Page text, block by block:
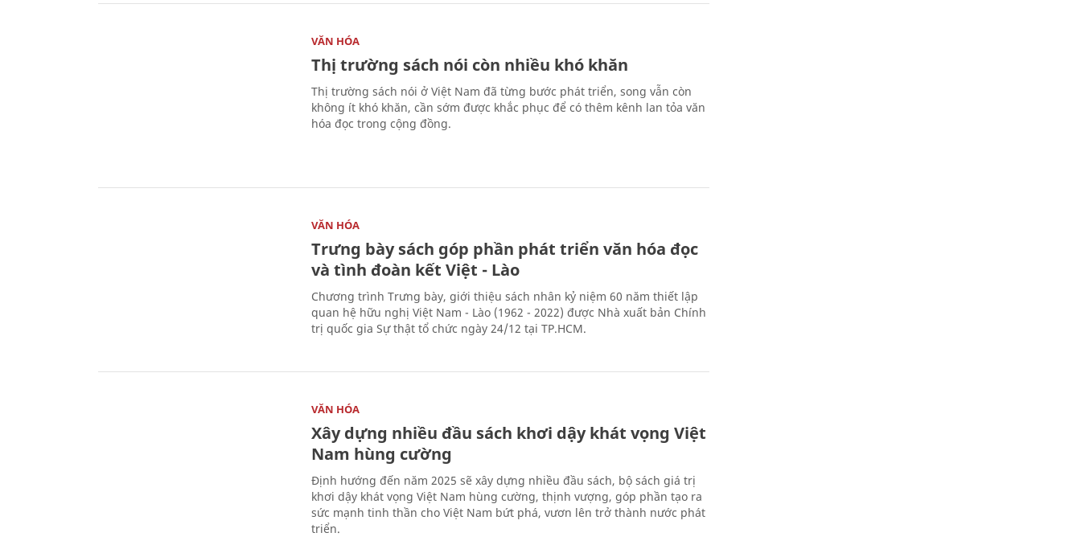
VĂN HÓA
Thị trường sách nói còn nhiều khó khăn
Thị trường sách nói ở Việt Nam đã từng bước phát triển, song vẫn còn
không ít khó khăn, cần sớm được khắc phục để có thêm kênh lan tỏa văn
hóa đọc trong cộng đồng.
VĂN HÓA
Trưng bày sách góp phần phát triển văn hóa đọc
và tình đoàn kết Việt - Lào
Chương trình Trưng bày, giới thiệu sách nhân kỷ niệm 60 năm thiết lập
quan hệ hữu nghị Việt Nam - Lào (1962 - 2022) được Nhà xuất bản Chính
trị quốc gia Sự thật tổ chức ngày 24/12 tại TP.HCM.
VĂN HÓA
Xây dựng nhiều đầu sách khơi dậy khát vọng Việt
Nam hùng cường
Định hướng đến năm 2025 sẽ xây dựng nhiều đầu sách, bộ sách giá trị
khơi dậy khát vọng Việt Nam hùng cường, thịnh vượng, góp phần tạo ra
sức mạnh tinh thần cho Việt Nam bứt phá, vươn lên trở thành nước phát
triển.